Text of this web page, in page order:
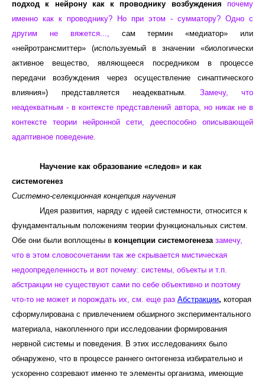
подход к нейрону как к проводнику возбуждения
почему
именно как к проводнику? Но при этом - сумматору? Одно с
другим не вяжется..., сам термин «медиатор» или
«нейротрансмиттер» (используемый в значении «биологически
активное вещество, являющееся посредником в процессе
передачи возбуждения через осуществление синаптического
влияния») представляется неадекватным. Замечу, что
неадекватным - в контексте представлений автора, но никак не в
контексте теории нейронной сети, дееспособно описывающей
адаптивное поведение.
Научение как образование «следов» и как
системогенез
Системно-селекционная концепция научения
Идея развития, наряду с идеей системности, относится к
фундаментальным положениям теории функциональных систем.
Обе они были воплощены в концепции системогенеза замечу,
что в этом словосочетании так же скрывается мистическая
недоопределенность и вот почему: системы, объекты и т.п.
абстракции не существуют сами по себе объективно и поэтому
что-то не может и порождать их, см. еще раз Абстракции, которая
сформулирована с привлечением обширного экспериментального
материала, накопленного при исследовании формирования
нервной системы и поведения. В этих исследованиях было
обнаружено, что в процессе раннего онтогенеза избирательно и
ускоренно созревают именно те элементы организма, имеющие